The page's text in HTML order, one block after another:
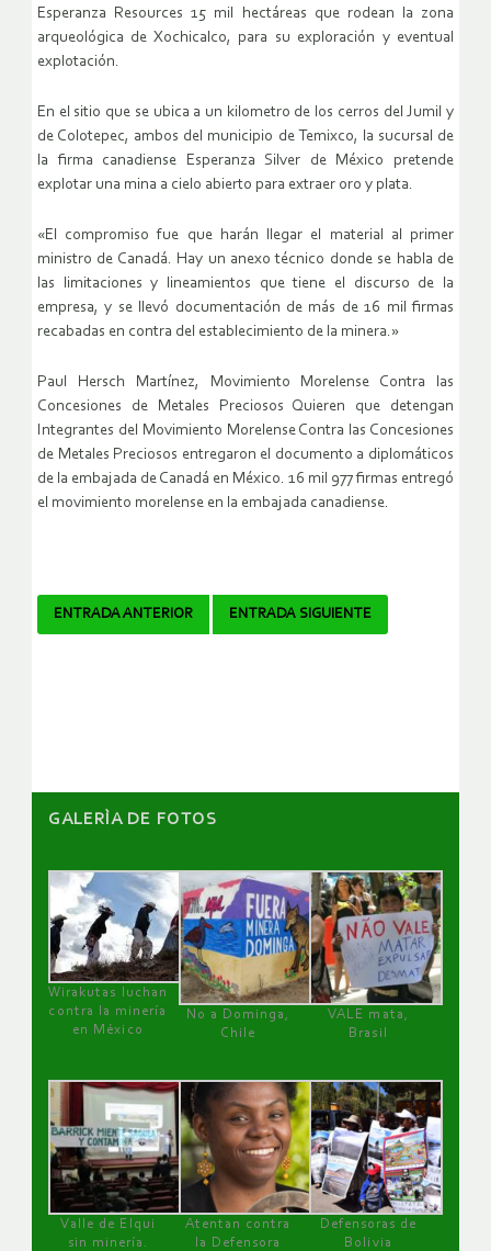
Esperanza Resources 15 mil hectáreas que rodean la zona
arqueológica de Xochicalco, para su exploración y eventual
explotación.
En el sitio que se ubica a un kilometro de los cerros del Jumil y
de Colotepec, ambos del municipio de Temixco, la sucursal de
la firma canadiense Esperanza Silver de México pretende
explotar una mina a cielo abierto para extraer oro y plata.
«El compromiso fue que harán llegar el material al primer
ministro de Canadá. Hay un anexo técnico donde se habla de
las limitaciones y lineamientos que tiene el discurso de la
empresa, y se llevó documentación de más de 16 mil firmas
recabadas en contra del establecimiento de la minera.»
Paul Hersch Martínez, Movimiento Morelense Contra las
Concesiones de Metales Preciosos Quieren que detengan
Integrantes del Movimiento Morelense Contra las Concesiones
de Metales Preciosos entregaron el documento a diplomáticos
de la embajada de Canadá en México. 16 mil 977 firmas entregó
el movimiento morelense en la embajada canadiense.
Navegador
ENTRADA ANTERIOR ENTRADA SIGUIENTE
GALERÌA DE FOTOS
Wirakutas luchan
contra la minería
en México
No a Dominga,
Chile
VALE mata,
Brasil
Valle de Elqui
sin minería.
Atentan contra
la Defensora
Defensoras de
Bolivia